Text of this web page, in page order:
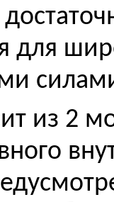
для
из 2